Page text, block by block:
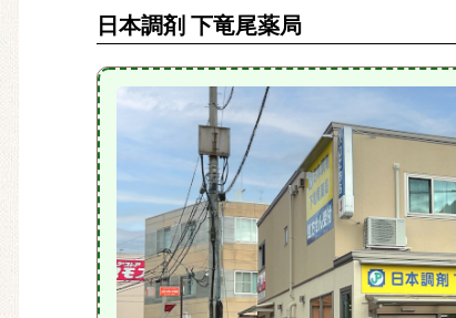
日本調剤 下竜尾薬局